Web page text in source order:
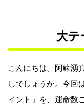
大テ
こんにちは。阿蘇湧
しでしょうか。今回
イント」を、運命数